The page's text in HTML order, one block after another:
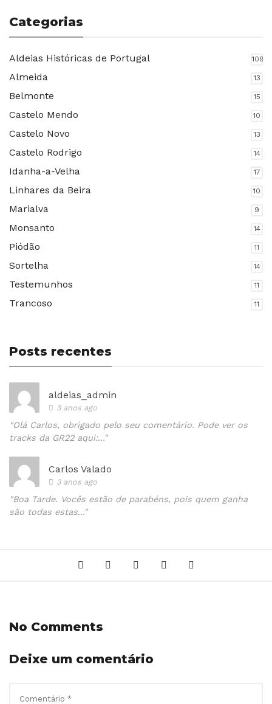
Categorias
Aldeias Históricas de Portugal 109
Almeida 13
Belmonte 15
Castelo Mendo 10
Castelo Novo 13
Castelo Rodrigo 14
Idanha-a-Velha 17
Linhares da Beira 10
Marialva 9
Monsanto 14
Piódão 11
Sortelha 14
Testemunhos 11
Trancoso 11
Posts recentes
aldeias_admin
3 anos ago
"Olá Carlos, obrigado pelo seu comentário. Pode ver os
tracks da GR22 aqui:..."
Carlos Valado
3 anos ago
"Boa Tarde. Vocês estão de parabéns, pois quem ganha
são todas estas..."
No Comments
Deixe um comentário